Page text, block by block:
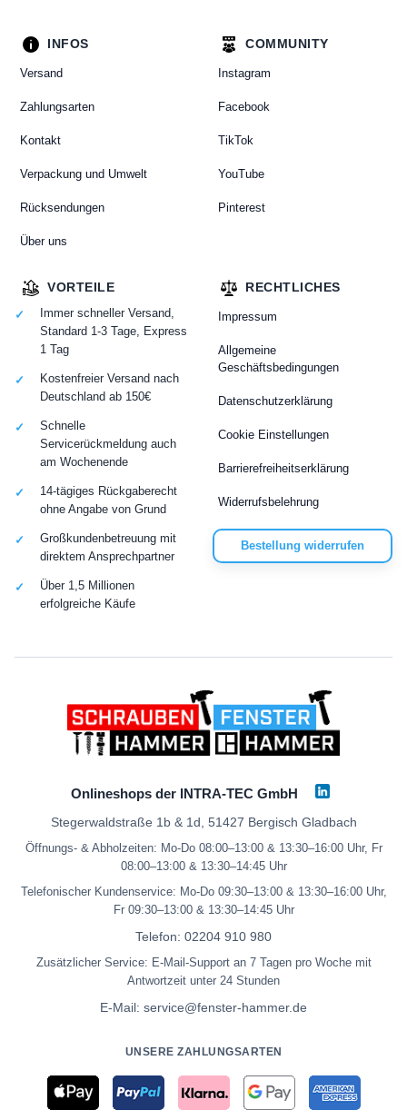
INFOS
Versand
Zahlungsarten
Kontakt
Verpackung und Umwelt
Rücksendungen
Über uns
COMMUNITY
Instagram
Facebook
TikTok
YouTube
Pinterest
RECHTLICHES
Impressum
Allgemeine
Geschäftsbedingungen
Datenschutzerklärung
Cookie Einstellungen
Barrierefreiheitserklärung
Widerrufsbelehrung
Bestellung widerrufen
VORTEILE
Immer schneller Versand,
Standard 1-3 Tage, Express
1 Tag
Kostenfreier Versand nach
Deutschland ab 150€
Schnelle
Servicerückmeldung auch
am Wochenende
14-tägiges Rückgaberecht
ohne Angabe von Grund
Großkundenbetreuung mit
direktem Ansprechpartner
Über 1,5 Millionen
erfolgreiche Käufe
Onlineshops der INTRA-TEC GmbH
Stegerwaldstraße 1b & 1d, 51427 Bergisch Gladbach
Öffnungs- & Abholzeiten: Mo-Do 08:00–13:00 & 13:30–16:00 Uhr, Fr
08:00–13:00 & 13:30–14:45 Uhr
Telefonischer Kundenservice: Mo-Do 09:30–13:00 & 13:30–16:00 Uhr,
Fr 09:30–13:00 & 13:30–14:45 Uhr
Telefon: 02204 910 980
Zusätzlicher Service: E-Mail-Support an 7 Tagen pro Woche mit
Antwortzeit unter 24 Stunden
E-Mail: service@fenster-hammer.de
UNSERE ZAHLUNGSARTEN